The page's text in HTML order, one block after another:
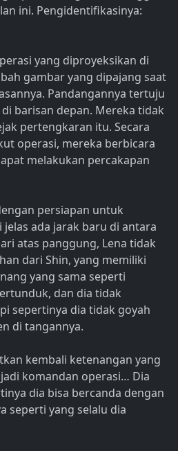
ini. Pengidentifikasinya:
yang diproyeksikan di
gambar yang dipajang saat
Pandangannya tertuju
barisan depan. Mereka tidak
pertengkaran itu. Secara
operasi, mereka berbicara
melakukan percakapan
persiapan untuk
ada jarak baru di antara
atas panggung, Lena tidak
dari Shin, yang memiliki
yang sama seperti
dan dia tidak
sepertinya dia tidak goyah
di tangannya.
kembali ketenangan yang
komandan operasi… Dia
dia bisa bercanda dengan
seperti yang selalu dia